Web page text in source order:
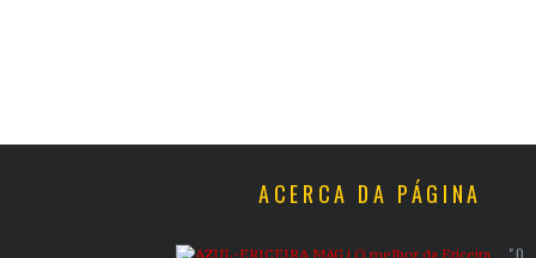
ACERCA DA PÁGINA
"O